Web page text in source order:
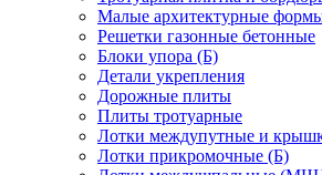
Малые архитектурные
Решетки газонные бетонные
Блоки упора (Б)
Детали укрепления
Дорожные плиты
Плиты тротуарные
Лотки междупутные и
Лотки прикромочные (Б)